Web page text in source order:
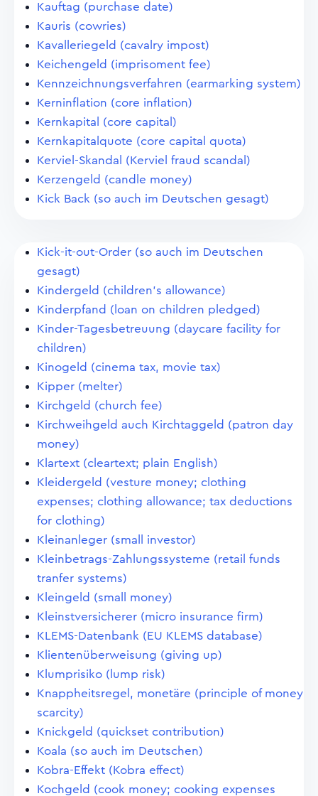
Kauftag (purchase date)
Kauris (cowries)
Kavalleriegeld (cavalry impost)
Keichengeld (imprisoment fee)
Kennzeichnungsverfahren (earmarking system)
Kerninflation (core inflation)
Kernkapital (core capital)
Kernkapitalquote (core capital quota)
Kerviel-Skandal (Kerviel fraud scandal)
Kerzengeld (candle money)
Kick Back (so auch im Deutschen gesagt)
Kick-it-out-Order (so auch im Deutschen
gesagt)
Kindergeld (children's allowance)
Kinderpfand (loan on children pledged)
Kinder-Tagesbetreuung (daycare facility for
children)
Kinogeld (cinema tax, movie tax)
Kipper (melter)
Kirchgeld (church fee)
Kirchweihgeld auch Kirchtaggeld (patron day
money)
Klartext (cleartext; plain English)
Kleidergeld (vesture money; clothing
expenses; clothing allowance; tax deductions
for clothing)
Kleinanleger (small investor)
Kleinbetrags-Zahlungssysteme (retail funds
tranfer systems)
Kleingeld (small money)
Kleinstversicherer (micro insurance firm)
KLEMS-Datenbank (EU KLEMS database)
Klientenüberweisung (giving up)
Klumprisiko (lump risk)
Knappheitsregel, monetäre (principle of money
scarcity)
Knickgeld (quickset contribution)
Koala (so auch im Deutschen)
Kobra-Effekt (Kobra effect)
Kochgeld (cook money; cooking expenses